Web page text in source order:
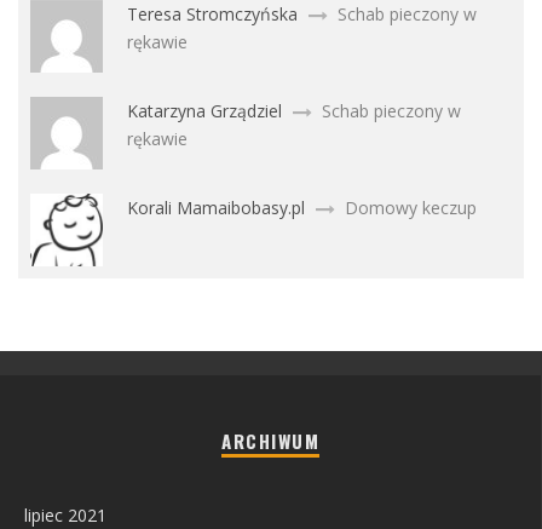
Teresa Stromczyńska
Schab pieczony w
rękawie
Katarzyna Grządziel
Schab pieczony w
rękawie
Korali Mamaibobasy.pl Domowy keczup
ARCHIWUM
lipiec 2021